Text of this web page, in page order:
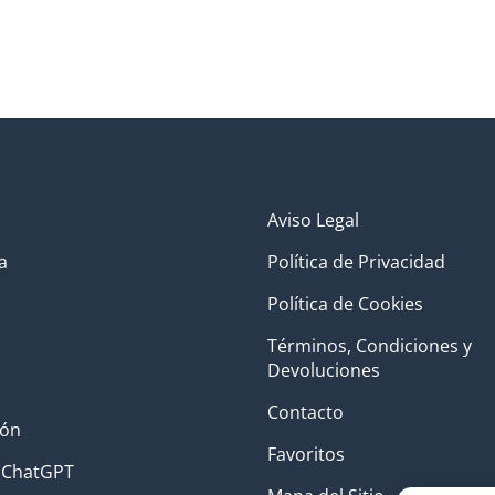
Aviso Legal
Política de Privacidad
Política de Cookies
Términos, Condiciones y
Devoluciones
Contacto
Favoritos